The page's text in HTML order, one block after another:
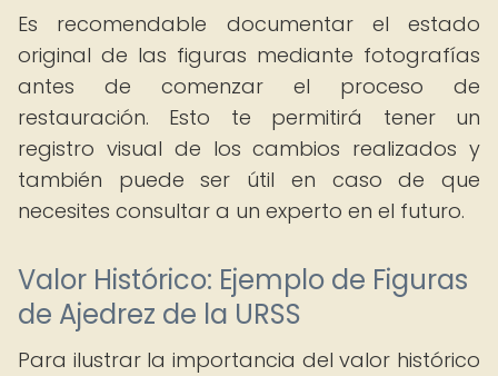
Es recomendable documentar el estado
original de las figuras mediante fotografías
antes de comenzar el proceso de
restauración. Esto te permitirá tener un
registro visual de los cambios realizados y
también puede ser útil en caso de que
necesites consultar a un experto en el futuro.
Valor Histórico: Ejemplo de Figuras
de Ajedrez de la URSS
Para ilustrar la importancia del valor histórico